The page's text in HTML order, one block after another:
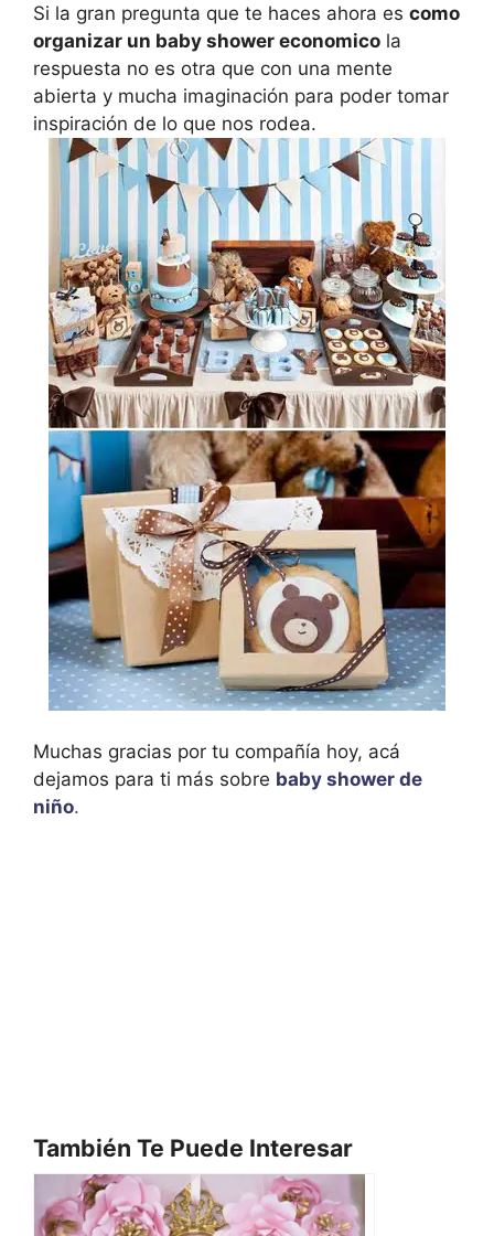
Si la gran pregunta que te haces ahora es como
organizar un baby shower economico la
respuesta no es otra que con una mente
abierta y mucha imaginación para poder tomar
inspiración de lo que nos rodea.
Muchas gracias por tu compañía hoy, acá
dejamos para ti más sobre baby shower de
niño.
También Te Puede Interesar